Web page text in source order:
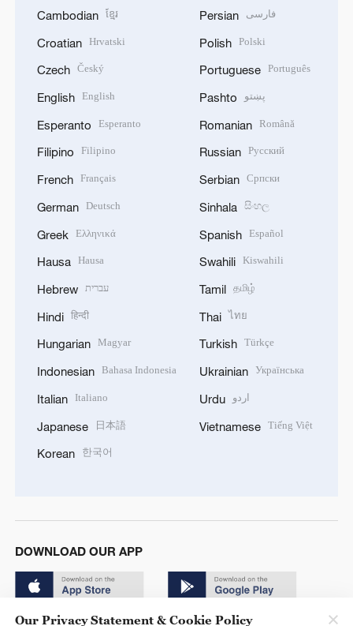
Cambodian ខ្មែរ
Croatian Hrvatski
Czech Český
English English
Esperanto Esperanto
Filipino Filipino
French Français
German Deutsch
Greek Ελληνικά
Hausa Hausa
Hebrew עברית
Hindi हिन्दी
Hungarian Magyar
Indonesian Bahasa Indonesia
Italian Italiano
Japanese 日本語
Korean 한국어
Persian فارسی
Polish Polski
Portuguese Português
Pashto پښتو
Romanian Română
Russian Русский
Serbian Српски
Sinhala සිංහල
Spanish Español
Swahili Kiswahili
Tamil தமிழ்
Thai ไทย
Turkish Türkçe
Ukrainian Українська
Urdu اردو
Vietnamese Tiếng Việt
DOWNLOAD OUR APP
Our Privacy Statement & Cookie Policy